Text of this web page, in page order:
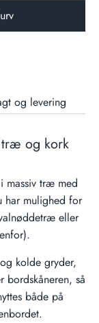
og levering
og kork
massiv træ med
har mulighed for
eller
kolde gryder,
bordskåneren, så
både på